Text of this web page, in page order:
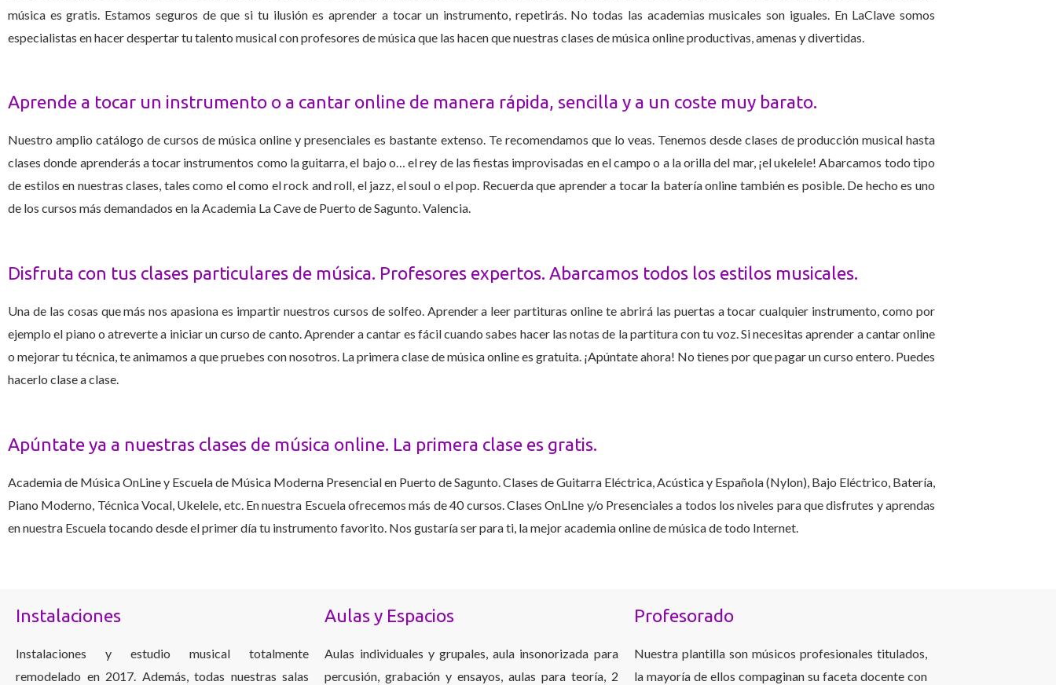
música es gratis. Estamos seguros de que si tu ilusión es aprender a tocar un instrumento, repetirás. No todas las academias musicales son iguales. En LaClave somos
especialistas en hacer despertar tu talento musical con profesores de música que las hacen que nuestras clases de música online productivas, amenas y divertidas.
Aprende a tocar un instrumento o a cantar online de manera rápida, sencilla y a un coste muy barato.
Nuestro amplio catálogo de cursos de música online y presenciales es bastante extenso. Te recomendamos que lo veas. Tenemos desde clases de producción musical hasta
clases donde aprenderás a tocar instrumentos como la guitarra, el bajo o… el rey de las fiestas improvisadas en el campo o a la orilla del mar, ¡el ukelele! Abarcamos todo tipo
de estilos en nuestras clases, tales como el como el rock and roll, el jazz, el soul o el pop. Recuerda que aprender a tocar la batería online también es posible. De hecho es uno
de los cursos más demandados en la Academia La Cave de Puerto de Sagunto. Valencia.
Disfruta con tus clases particulares de música. Profesores expertos. Abarcamos todos los estilos musicales.
Una de las cosas que más nos apasiona es impartir nuestros cursos de solfeo. Aprender a leer partituras online te abrirá las puertas a tocar cualquier instrumento, como por
ejemplo el piano o atreverte a iniciar un curso de canto. Aprender a cantar es fácil cuando sabes hacer las notas de la partitura con tu voz. Si necesitas aprender a cantar online
o mejorar tu técnica, te animamos a que pruebes con nosotros. La primera clase de música online es gratuita. ¡Apúntate ahora! No tienes por que pagar un curso entero. Puedes
hacerlo clase a clase.
Apúntate ya a nuestras clases de música online. La primera clase es gratis.
Academia de Música OnLine y Escuela de Música Moderna Presencial en Puerto de Sagunto. Clases de Guitarra Eléctrica, Acústica y Española (Nylon), Bajo Eléctrico, Batería,
Piano Moderno, Técnica Vocal, Ukelele, etc. En nuestra Escuela ofrecemos más de 40 cursos. Clases OnLIne y/o Presenciales a todos los niveles para que disfrutes y aprendas
en nuestra Escuela tocando desde el primer día tu instrumento favorito. Nos gustaría ser para ti, la mejor academia online de música de todo Internet.
Instalaciones
Instalaciones y estudio musical totalmente
remodelado en 2017. Además, todas nuestras salas
Aulas y Espacios
Aulas individuales y grupales, aula insonorizada para
percusión, grabación y ensayos, aulas para teoría, 2
Profesorado
Nuestra plantilla son músicos profesionales titulados,
la mayoría de ellos compaginan su faceta docente con